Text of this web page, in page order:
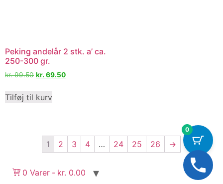
Peking andelår 2 stk. a’ ca.
250-300 gr.
kr.99.50 kr. 69.50
Tilføj til kurv
1 2 3 4 … 24 25 26 →
0 Varer kr. 0.00
0